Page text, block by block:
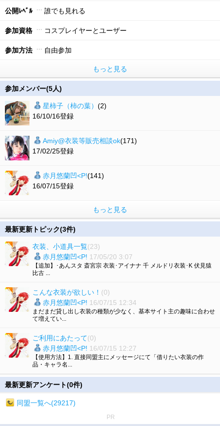
公開ﾚﾍﾞﾙ 誰でも見れる
参加資格 コスプレイヤーとユーザー
参加方法 自由参加
もっと見る
参加メンバー(5人)
星柿子（柿の葉） (2)
16/10/16登録
Amiy@衣装等販売相談ok(171)
17/02/25登録
赤月悠蘭凹<P!(141)
16/07/15登録
もっと見る
最新更新トピック(3件)
衣装、小道具一覧(23)
赤月悠蘭凹<P! 17/05/20 3:07
【追加】･あんスタ 斎宮宗 衣装･アイナナ 千 メルドリ衣装･K 伏見猿
比古 ...
こんな衣装が欲しい！ (0)
赤月悠蘭凹<P! 16/07/15 12:34
まだまだ貸し出し衣装の種類が少なく、基本サイト主の趣味に合わせ
て増えてい...
ご利用にあたって(0)
赤月悠蘭凹<P! 16/07/15 12:27
【使用方法】1. 直接同盟主にメッセージにて「借りたい衣装の作
品・キャラ名...
最新更新アンケート(0件)
同盟一覧へ(29217)
PR